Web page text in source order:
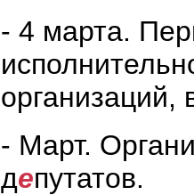
- 4 марта.
- Март.
депутатов.